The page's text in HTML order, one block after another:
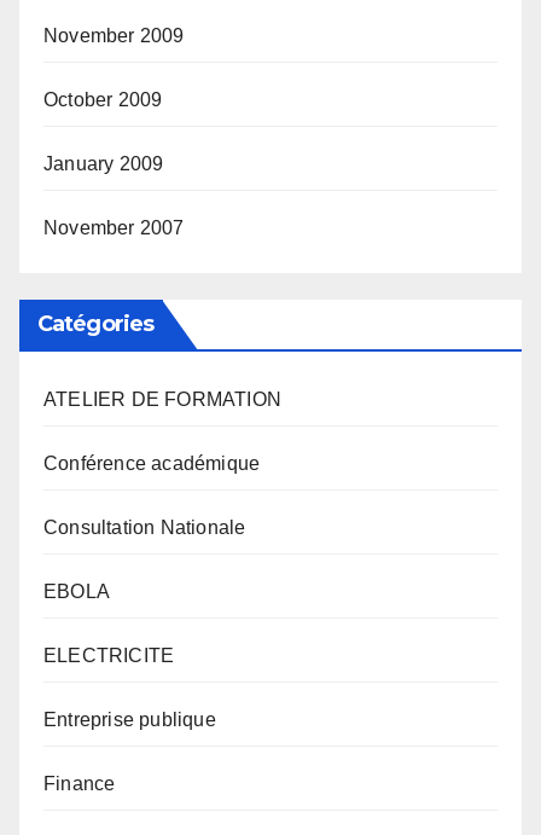
November 2009
October 2009
January 2009
November 2007
Catégories
ATELIER DE FORMATION
Conférence académique
Consultation Nationale
EBOLA
ELECTRICITE
Entreprise publique
Finance